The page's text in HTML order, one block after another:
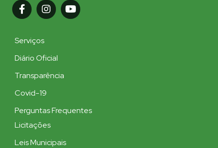
Serviços
Diário Oficial
Transparência
Covid-19
Perguntas Frequentes
Licitações
Leis Municipais